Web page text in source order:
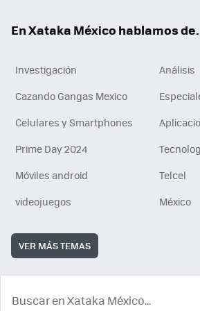
En Xataka México hablamos
Investigación
Análisis
Cazando Gangas Mexico
Celulares y Smartphones
Prime Day 2024
Móviles android
Telcel
videojuegos
México
VER MÁS TEMAS